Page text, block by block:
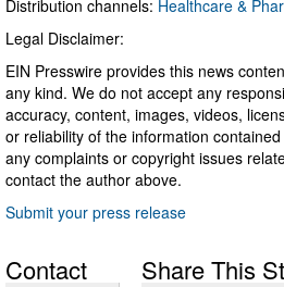
Distribution channels: Healthcare &
Legal Disclaimer:
EIN Presswire provides this news
any kind. We do not accept any
accuracy, content, images, videos,
or reliability of the information
any complaints or copyright issues
contact the author above.
Submit your press release
Contact Share This